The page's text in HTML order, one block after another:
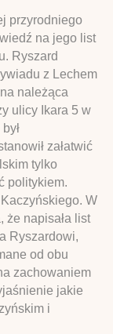
przyrodniego
na jego list
Ryszard
z Lechem
należąca
ulicy Ikara 5 w
załatwić
tylko
politykiem.
W
że napisała list
Ryszardowi,
od obu
zachowaniem
jakie
i